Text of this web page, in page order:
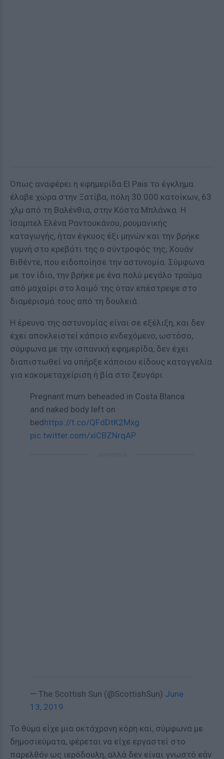
Όπως αναφέρει η εφημερίδα El Pais το έγκλημα
έλαβε χώρα στην Ξατίβα, πόλη 30.000 κατοίκων, 63
χλμ από τη Βαλένθια, στην Κόστα Μπλάνκα. Η
Ίσαμπελ Ελένα Ραντουκάνου, ρουμανικής
καταγωγής, ήταν έγκυος έξι μηνών και την βρήκε
γυμνή στο κρεβάτι της ο σύντροφός της, Χουάν
Βιθέντε, που ειδοποίησε την αστυνομία. Σύμφωνα
με τον ίδιο, την βρήκε με ένα πολύ μεγάλο τραύμα
από μαχαίρι στο λαιμό της όταν επέστρεψε στο
διαμέρισμά τους από τη δουλειά.
Η έρευνα της αστυνομίας είναι σε εξέλιξη, και δεν
έχει αποκλειστεί κάποιο ενδεχόμενο, ωστόσο,
σύμφωνα με την ισπανική εφημερίδα, δεν έχει
διαπιστωθεί να υπήρξε κάποιου είδους καταγγελία
για κακομεταχείριση ή βία στο ζευγάρι.
Pregnant mum beheaded in Costa Blanca
and naked body left on
bedhttps://t.co/QFdDtK2Mxg
pic.twitter.com/xiCBZNrqAP
— The Scottish Sun (@ScottishSun) June
13, 2019
Το θύμα είχε μια οκτάχρονη κόρη και, σύμφωνα με
δημοσιεύματα, φέρεται να είχε εργαστεί στο
παρελθόν ως ιερόδουλη, αλλά δεν είναι γνωστό εάν